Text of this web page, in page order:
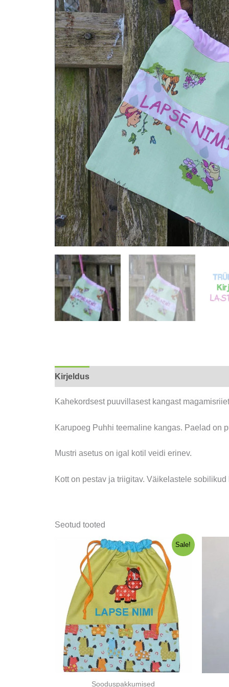
Kirjeldus
Kahekordsest puuvillasest kangast
Karupoeg Puhhi teemaline kangas. Paelad on
Mustri asetus on igal kotil veidi erinev.
Kott on pestav ja triigitav. Väikelastele
Seotud tooted
Sale!
Sooduspakkumised